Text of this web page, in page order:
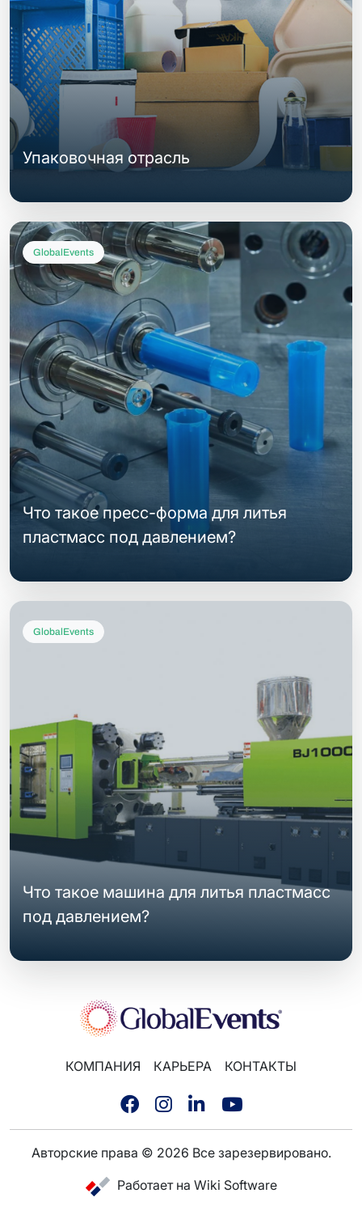
Упаковочная отрасль
GlobalEvents
Что такое пресс-форма для литья
пластмасс под давлением?
GlobalEvents
Что такое машина для литья пластмасс
под давлением?
КОМПАНИЯ КАРЬЕРА КОНТАКТЫ
Авторские права © 2026 Все зарезервировано.
Работает на Wiki Software